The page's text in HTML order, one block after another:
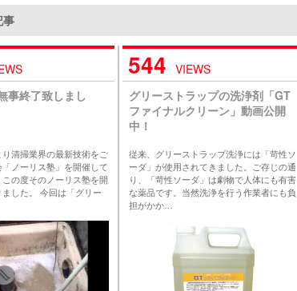
事
事終了致しまし
清掃業界の最新技術をご
ノーリス塾」を開催して
の度そのノーリス塾を開
した。 今回は「グリー
544 VIEWS
グリーストラップの洗浄剤「GT
ファイナルクリーン」動画公開
中！
従来、グリーストラップ洗浄には「苛性ソ
ーダ」が使用されてきました。ご存じの通
り、「苛性ソーダ」は劇物で人体にも有害
な薬品です。当然洗浄を行う作業者にも負
担がかか…